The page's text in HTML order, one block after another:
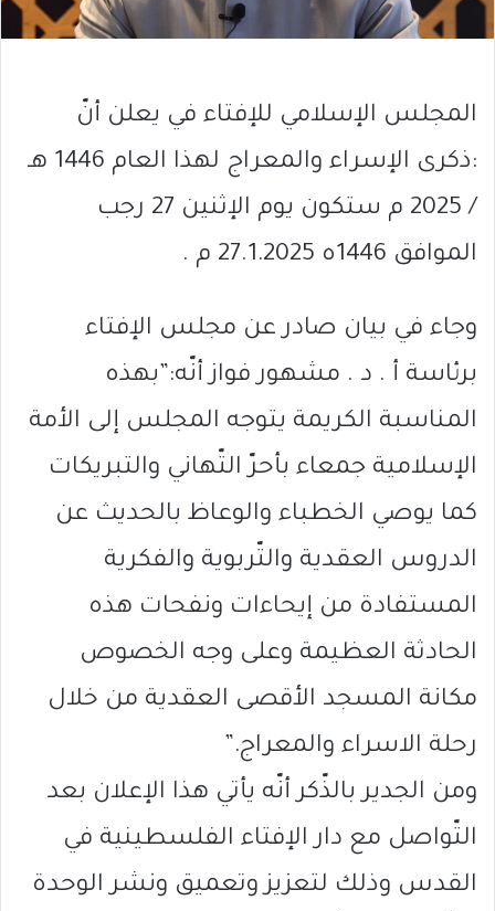
المجلس الإسلامي للإفتاء في يعلن أنّ
:ذكرى الإسراء والمعراج لهذا العام 1446 هـ
/ 2025 م ستكون يوم الإثنين 27 رجب
الموافق 1446ه 27.1.2025 م .
وجاء في بيان صادر عن مجلس الإفتاء
برئاسة أ . د . مشهور فواز أنّه:”بهذه
المناسبة الكريمة يتوجه المجلس إلى الأمة
الإسلامية جمعاء بأحرّ التّهاني والتبريكات
كما يوصي الخطباء والوعاظ بالحديث عن
الدروس العقدية والتّربوية والفكرية
المستفادة من إيحاءات ونفحات هذه
الحادثة العظيمة وعلى وجه الخصوص
مكانة المسجد الأقصى العقدية من خلال
رحلة الاسراء والمعراج.”
ومن الجدير بالذّكر أنّه يأتي هذا الإعلان بعد
التّواصل مع دار الإفتاء الفلسطينية في
القدس وذلك لتعزيز وتعميق ونشر الوحدة